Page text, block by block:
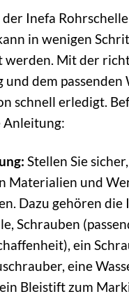
Inefa
in wenigen
werden. Mit der
dem passenden
schnell erledigt.
Anleitung:
Stellen Sie
Materialien und
Dazu gehören die
Schrauben
ein
eine
Bleistift zum